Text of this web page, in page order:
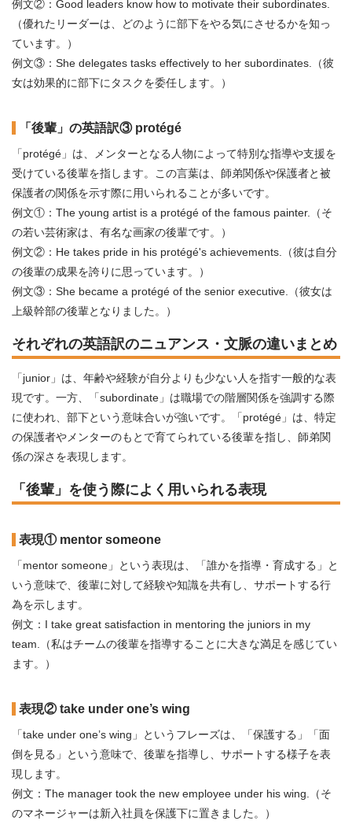
例文②：Good leaders know how to motivate their subordinates.
（優れたリーダーは、どのように部下をやる気にさせるかを知っ
ています。）
例文③：She delegates tasks effectively to her subordinates.（彼
女は効果的に部下にタスクを委任します。）
「後輩」の英語訳③ protégé
「protégé」は、メンターとなる人物によって特別な指導や支援を
受けている後輩を指します。この言葉は、師弟関係や保護者と被
保護者の関係を示す際に用いられることが多いです。
例文①：The young artist is a protégé of the famous painter.（そ
の若い芸術家は、有名な画家の後輩です。）
例文②：He takes pride in his protégé's achievements.（彼は自分
の後輩の成果を誇りに思っています。）
例文③：She became a protégé of the senior executive.（彼女は
上級幹部の後輩となりました。）
それぞれの英語訳のニュアンス・文脈の違いまとめ
「junior」は、年齢や経験が自分よりも少ない人を指す一般的な表
現です。一方、「subordinate」は職場での階層関係を強調する際
に使われ、部下という意味合いが強いです。「protégé」は、特定
の保護者やメンターのもとで育てられている後輩を指し、師弟関
係の深さを表現します。
「後輩」を使う際によく用いられる表現
表現① mentor someone
「mentor someone」という表現は、「誰かを指導・育成する」と
いう意味で、後輩に対して経験や知識を共有し、サポートする行
為を示します。
例文：I take great satisfaction in mentoring the juniors in my
team.（私はチームの後輩を指導することに大きな満足を感じてい
ます。）
表現② take under one’s wing
「take under one’s wing」というフレーズは、「保護する」「面
倒を見る」という意味で、後輩を指導し、サポートする様子を表
現します。
例文：The manager took the new employee under his wing.（そ
のマネージャーは新入社員を保護下に置きました。）